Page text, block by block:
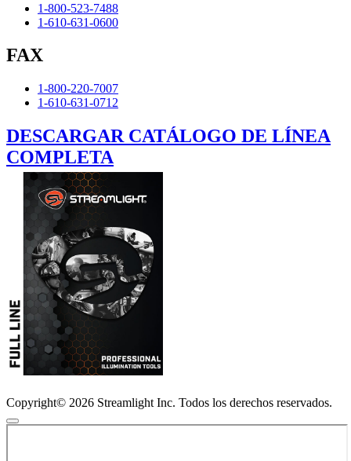
1-800-523-7488
1-610-631-0600
FAX
1-800-220-7007
1-610-631-0712
DESCARGAR CATÁLOGO DE LÍNEA
COMPLETA
Copyright© 2026 Streamlight Inc. Todos los derechos reservados.